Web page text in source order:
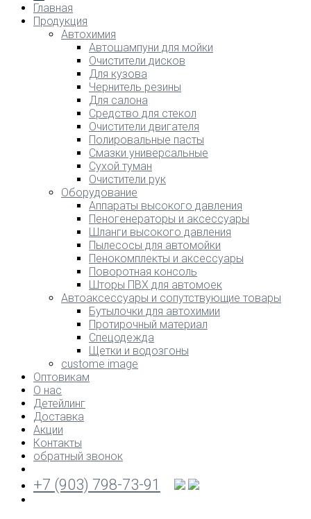
Главная
Продукция
Автохимия
Автошампуни для мойки
Очистители дисков
Для кузова
Чернитель резины
Для салона
Средство для стекол
Очистители двигателя
Полировальные пасты
Смазки универсальные
Сухой туман
Очистители рук
Оборудование
Аппараты высокого давления
Пеногенераторы и аксессуары
Шланги высокого давления
Пылесосы для автомойки
Пенокомплекты и аксессуары
Поворотная консоль
Шторы ПВХ для автомоек
Автоаксессуары и сопутствующие товары
Бутылочки для автохимии
Протирочный материал
Спецодежда
Щетки и водозгоны
custome image
Оптовикам
О нас
Детейлинг
Доставка
Акции
Контакты
обратный звонок
+7 (903) 798-73-91